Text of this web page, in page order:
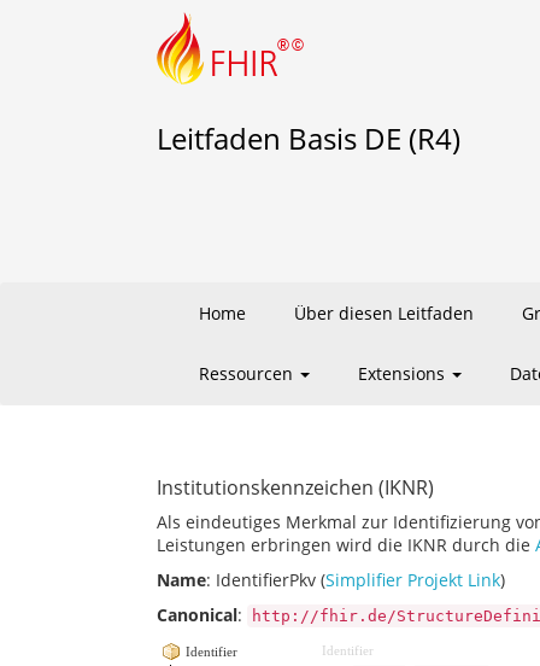
Leitfaden Basis DE (R4)
Home Über diesen Leitfaden
Ressourcen Extensions
Institutionskennzeichen (IKNR)
Als eindeutiges Merkmal zur Identifizierung
Leistungen erbringen wird die IKNR durch die
Name: IdentifierPkv (Simplifier Projekt Link)
Canonical: http://fhir.de/
Identifier
Identifier